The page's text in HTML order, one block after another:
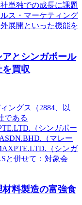
単独での成長に課題
ス・マーケティング
展開といった機能を
とシンガポール
買収
ングス（2884、以
である
（シンガポー
（マレー
（シンガ
と併せて：対象会
料製造の富強食